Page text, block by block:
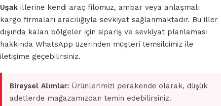
Uşak illerine kendi araç filomuz, ambar veya anlaşmalı
kargo firmaları aracılığıyla sevkiyat sağlanmaktadır. Bu iller
dışında kalan bölgeler için sipariş ve sevkiyat planlaması
hakkında WhatsApp üzerinden müşteri temsilcimiz ile
iletişime geçebilirsiniz.
Bireysel Alımlar: Ürünlerimizi perakende olarak, düşük
adetlerde mağazamızdan temin edebilirsiniz.